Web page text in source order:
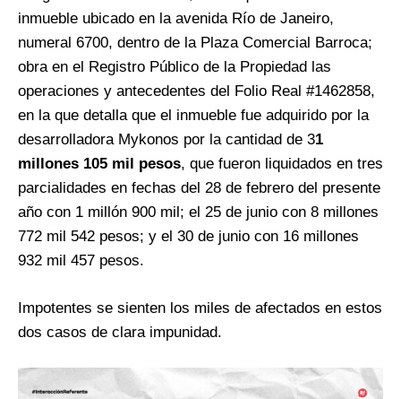
inmueble ubicado en la avenida Río de Janeiro,
numeral 6700, dentro de la Plaza Comercial Barroca;
obra en el Registro Público de la Propiedad las
operaciones y antecedentes del Folio Real #1462858,
en la que detalla que el inmueble fue adquirido por la
desarrolladora Mykonos por la cantidad de 31
millones 105 mil pesos, que fueron liquidados en tres
parcialidades en fechas del 28 de febrero del presente
año con 1 millón 900 mil; el 25 de junio con 8 millones
772 mil 542 pesos; y el 30 de junio con 16 millones
932 mil 457 pesos.
Impotentes se sienten los miles de afectados en estos
dos casos de clara impunidad.